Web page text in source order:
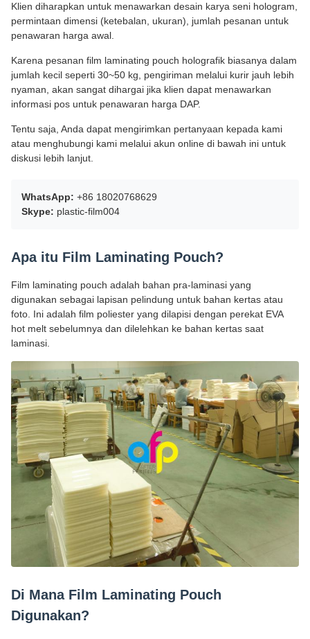
Klien diharapkan untuk menawarkan desain karya seni hologram,
permintaan dimensi (ketebalan, ukuran), jumlah pesanan untuk
penawaran harga awal.
Karena pesanan film laminating pouch holografik biasanya dalam
jumlah kecil seperti 30~50 kg, pengiriman melalui kurir jauh lebih
nyaman, akan sangat dihargai jika klien dapat menawarkan
informasi pos untuk penawaran harga DAP.
Tentu saja, Anda dapat mengirimkan pertanyaan kepada kami
atau menghubungi kami melalui akun online di bawah ini untuk
diskusi lebih lanjut.
WhatsApp: +86 18020768629
Skype: plastic-film004
Apa itu Film Laminating Pouch?
Film laminating pouch adalah bahan pra-laminasi yang
digunakan sebagai lapisan pelindung untuk bahan kertas atau
foto. Ini adalah film poliester yang dilapisi dengan perekat EVA
hot melt sebelumnya dan dilelehkan ke bahan kertas saat
laminasi.
Di Mana Film Laminating Pouch
Digunakan?